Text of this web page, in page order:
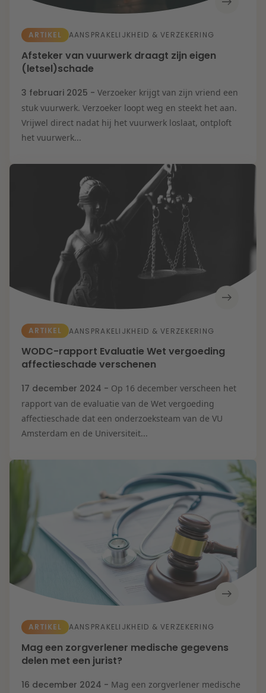
ARTIKEL AANSPRAKELIJKHEID & VERZEKERING
Afsteker van vuurwerk draagt zijn eigen
(letsel)schade
3 februari 2025 - Verzoeker krijgt van zijn vriend een
stuk vuurwerk. Verzoeker loopt weg en steekt het aan.
Vrijwel direct nadat hij het vuurwerk loslaat, ontploft
het vuurwerk...
ARTIKEL AANSPRAKELIJKHEID & VERZEKERING
WODC-rapport Evaluatie Wet vergoeding
affectieschade verschenen
17 december 2024 - Op 16 december verscheen het
rapport van de evaluatie van de Wet vergoeding
affectieschade dat een onderzoeksteam van de VU
Amsterdam en de Universiteit...
ARTIKEL AANSPRAKELIJKHEID & VERZEKERING
Mag een zorgverlener medische gegevens
delen met een jurist?
16 december 2024 - Mag een zorgverlener medische